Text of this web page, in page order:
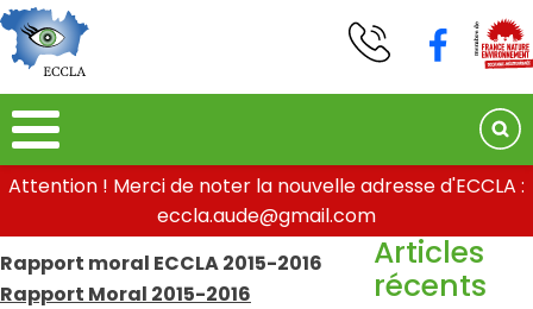
Attention ! Merci de noter la nouvelle adresse d'ECCLA :
eccla.aude@gmail.com
Rapport moral ECCLA 2015-2016
Rapport Moral 2015-2016
Articles
récents